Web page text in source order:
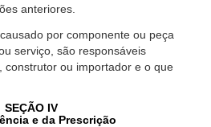
anteriores.
por componente ou peça
serviço, são responsáveis
construtor ou importador e o que
SEÇÃO IV
e da Prescrição